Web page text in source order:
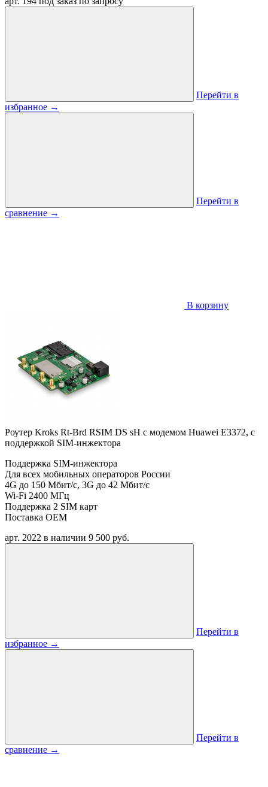
Перейти в
избранное →
Перейти в
сравнение →
В корзину
Роутер Kroks Rt-Brd RSIM DS sH с модемом Huawei E3372, с
поддержкой SIM-инжектора
Поддержка SIM-инжектора
Для всех мобильных операторов России
4G до 150 Мбит/с, 3G до 42 Мбит/с
Wi-Fi 2400 МГц
Поддержка 2 SIM карт
Поставка OEM
арт. 2022 в наличии 9 500 руб.
Перейти в
избранное →
Перейти в
сравнение →